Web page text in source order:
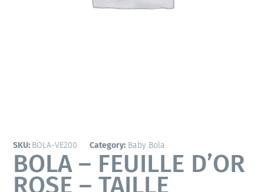
SKU: BOLA-VE200 Category: Baby Bola
BOLA – FEUILLE D’OR
ROSE – TAILLE